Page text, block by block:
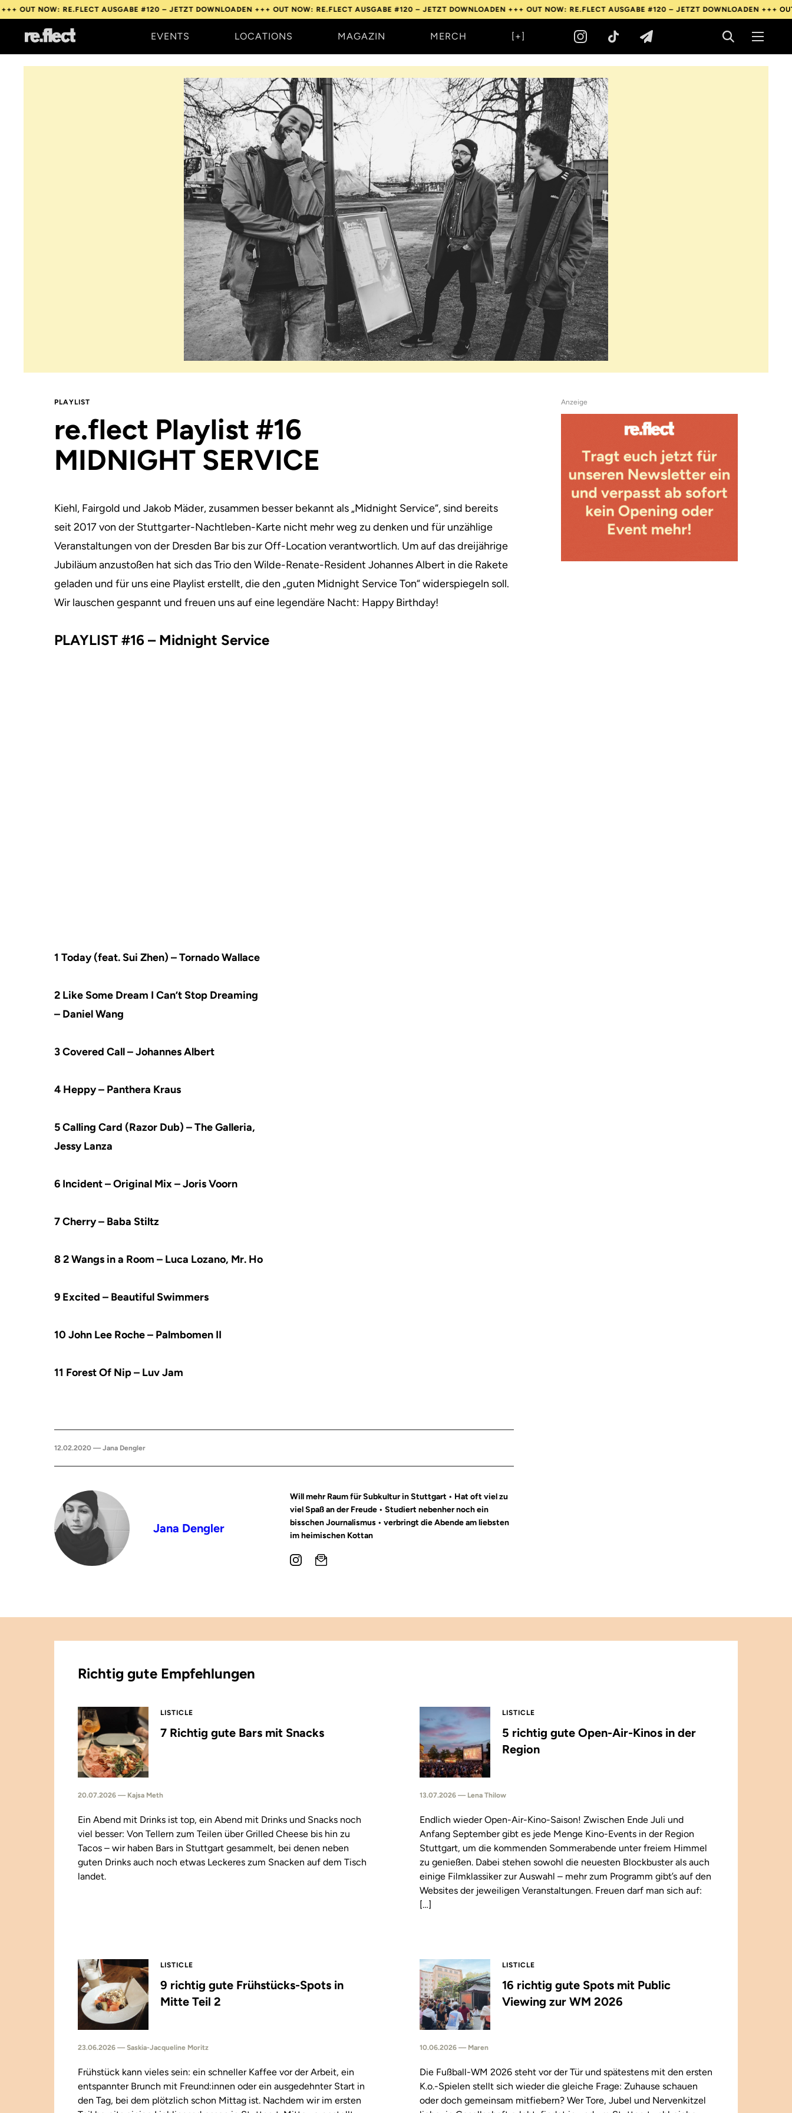
NOW: RE.FLECT AUSGABE #120 – JETZT DOWNLOADEN +++OUT NOW: RE.FLECT AUSGABE #120 – JETZT DOWNLOADEN +++OUT NOW: RE.FLECT AUSGABE #120 – JETZT DOWNLOADEN +++OUT NOW:
EVENTS LOCATIONS MAGAZIN MERCH [+]
PLAYLIST
re.flect Playlist #16
MIDNIGHT SERVICE
Kiehl, Fairgold und Jakob Mäder, zusammen besser bekannt als „Midnight Service“, sind bereits
seit 2017 von der Stuttgarter-Nachtleben-Karte nicht mehr weg zu denken und für unzählige
Veranstaltungen von der Dresden Bar bis zur Off-Location verantwortlich. Um auf das dreijährige
Jubiläum anzustoßen hat sich das Trio den Wilde-Renate-Resident Johannes Albert in die Rakete
geladen und für uns eine Playlist erstellt, die den „guten Midnight Service Ton“ widerspiegeln soll.
Wir lauschen gespannt und freuen uns auf eine legendäre Nacht: Happy Birthday!
PLAYLIST #16 – Midnight Service
1 Today (feat. Sui Zhen) – Tornado Wallace
2 Like Some Dream I Can’t Stop Dreaming
– Daniel Wang
3 Covered Call – Johannes Albert
4 Heppy – Panthera Kraus
5 Calling Card (Razor Dub) – The Galleria,
Jessy Lanza
6 Incident – Original Mix – Joris Voorn
7 Cherry – Baba Stiltz
8 2 Wangs in a Room – Luca Lozano, Mr. Ho
9 Excited – Beautiful Swimmers
10 John Lee Roche – Palmbomen II
11 Forest Of Nip – Luv Jam
12.02.2020 — Jana Dengler
Jana Dengler
Will mehr Raum für Subkultur in Stuttgart • Hat oft viel zu
viel Spaß an der Freude • Studiert nebenher noch ein
bisschen Journalismus • verbringt die Abende am liebsten
im heimischen Kottan
Anzeige
Richtig gute Empfehlungen
LISTICLE
7 Richtig gute Bars mit Snacks
20.07.2026 — Kajsa Meth
Ein Abend mit Drinks ist top, ein Abend mit Drinks und Snacks noch
viel besser: Von Tellern zum Teilen über Grilled Cheese bis hin zu
Tacos – wir haben Bars in Stuttgart gesammelt, bei denen neben
guten Drinks auch noch etwas Leckeres zum Snacken auf dem Tisch
landet.
LISTICLE
5 richtig gute Open-Air-Kinos in der
Region
13.07.2026 — Lena Thilow
Endlich wieder Open-Air-Kino-Saison! Zwischen Ende Juli und
Anfang September gibt es jede Menge Kino-Events in der Region
Stuttgart, um die kommenden Sommerabende unter freiem Himmel
zu genießen. Dabei stehen sowohl die neuesten Blockbuster als auch
einige Filmklassiker zur Auswahl – mehr zum Programm gibt’s auf den
Websites der jeweiligen Veranstaltungen. Freuen darf man sich auf:
[…]
LISTICLE
9 richtig gute Frühstücks-Spots in
Mitte Teil 2
23.06.2026 — Saskia-Jacqueline Moritz
Frühstück kann vieles sein: ein schneller Kaffee vor der Arbeit, ein
entspannter Brunch mit Freund:innen oder ein ausgedehnter Start in
den Tag, bei dem plötzlich schon Mittag ist. Nachdem wir im ersten
LISTICLE
16 richtig gute Spots mit Public
Viewing zur WM 2026
10.06.2026 — Maren
Die Fußball-WM 2026 steht vor der Tür und spätestens mit den ersten
K.o.-Spielen stellt sich wieder die gleiche Frage: Zuhause schauen
oder doch gemeinsam mitfiebern? Wer Tore, Jubel und Nervenkitzel